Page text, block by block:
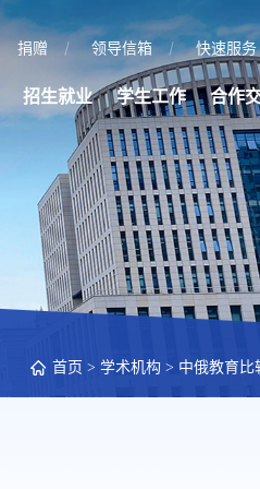
捐赠 领导信箱 快速服务
招生就业 学生工作 合作
首页 > 学术机构 > 中俄教育比